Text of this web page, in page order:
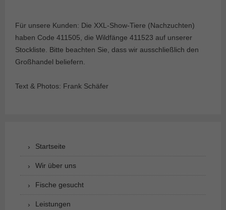
Für unsere Kunden: Die XXL-Show-Tiere (Nachzuchten)
haben Code 411505, die Wildfänge 411523 auf unserer
Stockliste. Bitte beachten Sie, dass wir ausschließlich den
Großhandel beliefern.
Text & Photos: Frank Schäfer
Startseite
Wir über uns
Fische gesucht
Leistungen